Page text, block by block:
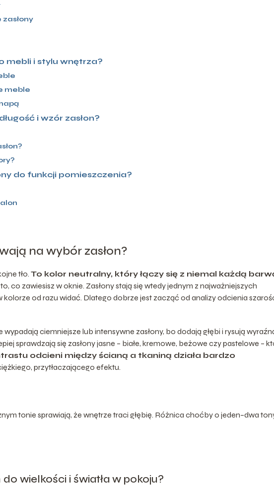
mebli i stylu wnętrza?
meble
i wzór zasłon?
do funkcji pomieszczenia?
na wybór zasłon?
tło. To kolor neutralny, który łączy się z niemal każdą
co zawiesisz w oknie. Zasłony stają się wtedy jednym z najważniejszych
kolorze od razu widać. Dlatego dobrze jest zacząć od analizy odcienia
ciemniejsze lub intensywne zasłony, bo dodają głębi i rysują
sprawdzają się zasłony jasne – białe, kremowe, beżowe czy pastelowe –
odcieni między ścianą a tkaniną działa bardzo
przytłaczającego efektu.
tonie sprawiają, że wnętrze traci głębię. Różnica choćby o jeden–dwa
wielkości i światła w pokoju?